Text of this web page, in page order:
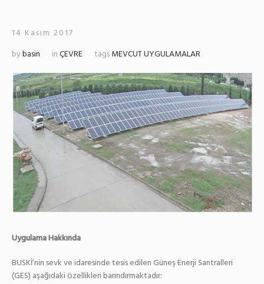
14 Kasım 2017
bybasin inÇEVRE tagsMEVCUT UYGULAMALAR
Uygulama Hakkında
BUSKİ’nin sevk ve idaresinde tesis edilen Güneş Enerji Santralleri
(GES) aşağıdaki özellikleri barındırmaktadır: